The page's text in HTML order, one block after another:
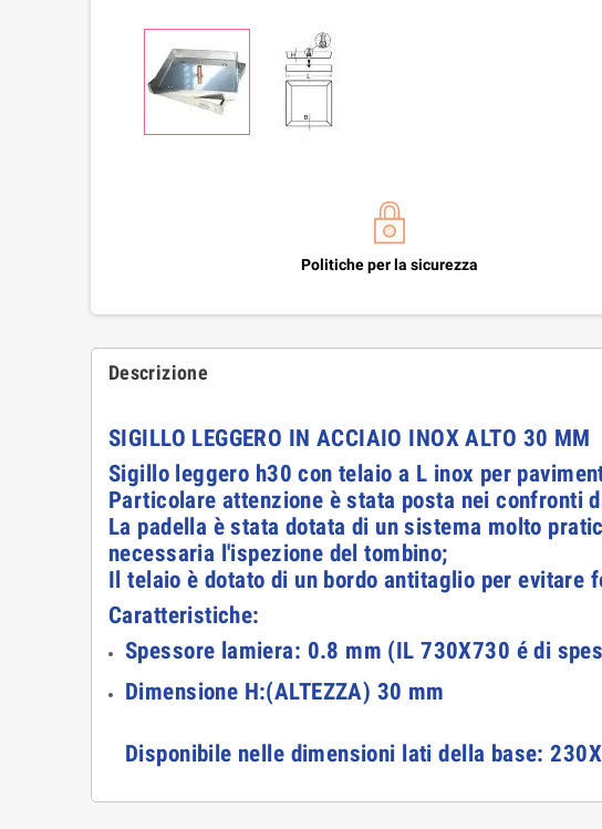
Politiche per la sicurezza
Descrizione
SIGILLO LEGGERO IN ACCIAIO INOX ALTO 30 MM
Sigillo leggero h30 con telaioa L inox per
Particolare attenzione è stata posta nei confronti
La padella è stata dotata di un sistema molto
necessaria l'ispezione del tombino;
Il telaio è dotato di un bordo antitaglio per evitare
Caratteristiche:
Spessore lamiera: 0.8 mm (IL 730X730 é di
Dimensione H:(ALTEZZA) 30 mm
Disponibile nelle dimensioni lati della base: